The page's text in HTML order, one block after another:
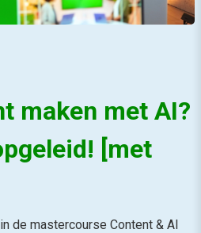
maken met AI?
[met
de mastercourse Content & AI